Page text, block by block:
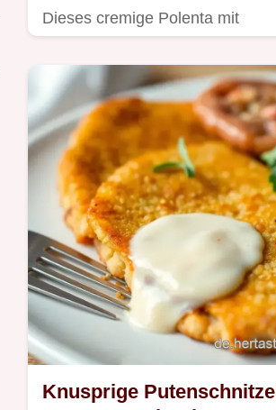
Dieses cremige Polenta mit
Knusprige Putenschnitzel